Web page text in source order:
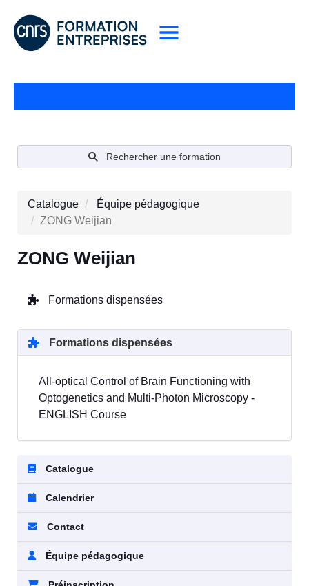
Rechercher une formation
Catalogue
Équipe pédagogique
ZONG Weijian
ZONG Weijian
Formations dispensées
Formations dispensées
All-optical Control of Brain Functioning with
Optogenetics and Multi-Photon Microscopy -
ENGLISH Course
Catalogue
Calendrier
Contact
Équipe pédagogique